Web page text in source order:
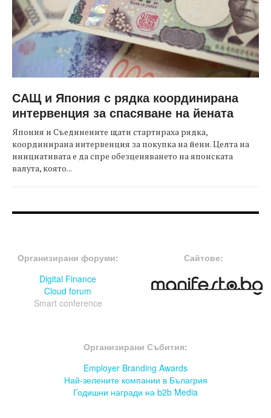
САЩ и Япония с рядка координирана
интервенция за спасяване на йената
Япония и Съединените щати стартираха рядка,
координирана интервенция за покупка на йени. Целта на
инициативата е да спре обезценяването на японската
валута, която...
Организирани форуми:
Digital Finance
Cloud forum
Smart conference
Сайтове:
Организирани Събития:
Employer Branding Awards
Най-зелените компании в Бълагрия
Годишни награди на b2b Media